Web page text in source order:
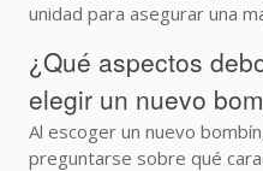
unidad para asegurar una
¿Qué aspectos
elegir un nuevo
Al escoger un nuevo
preguntarse sobre qué